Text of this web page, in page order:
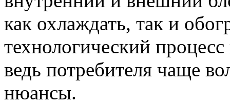
как охлаждать, так и
технологический
ведь потребителя чаще
нюансы.